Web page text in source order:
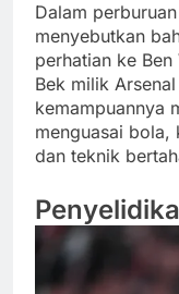
Dalam
menyebutkan
perhatian ke
Bek milik
kemampuannya
menguasai bola,
dan teknik